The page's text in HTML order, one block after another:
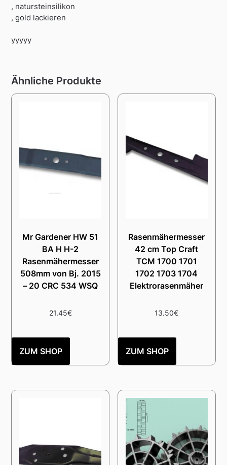
, natursteinsilikon
, gold lackieren
yyyyy
Ähnliche Produkte
Mr Gardener HW 51
BA H H-2
Rasenmähermesser
508mm von Bj. 2015
– 20 CRC 534 WSQ
21.45€
ZUM SHOP
Rasenmähermesser
42 cm Top Craft
TCM 1700 1701
1702 1703 1704
Elektrorasenmäher
13.50€
ZUM SHOP